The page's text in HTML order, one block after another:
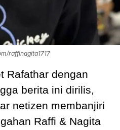
raffinagita1717
Rafathar dengan
berita ini dirilis,
netizen membanjiri
Raffi & Nagita